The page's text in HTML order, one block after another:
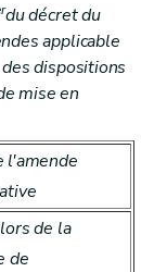
du décret du
applicable
dispositions
mise en
l'amende
de la
de